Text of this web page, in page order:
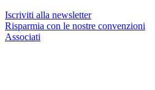
Iscriviti alla newsletter
Risparmia con le nostre convenzioni
Associati